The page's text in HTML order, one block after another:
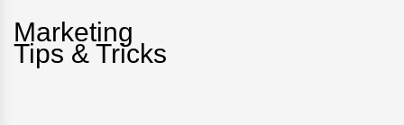
Marketing
Tips & Tricks